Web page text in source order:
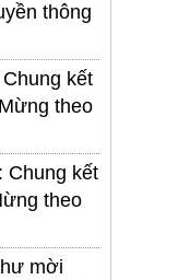
thông
kết
theo
Chung kết
theo
mời